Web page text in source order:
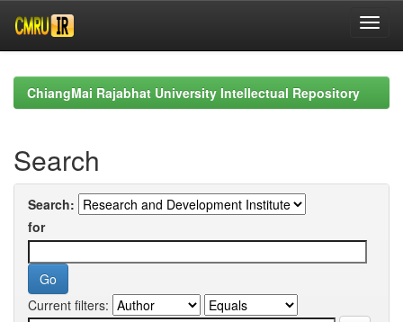
navigationChiangMai Rajabhat University Intellectual Repository
Search
Search:
for
Current filters: